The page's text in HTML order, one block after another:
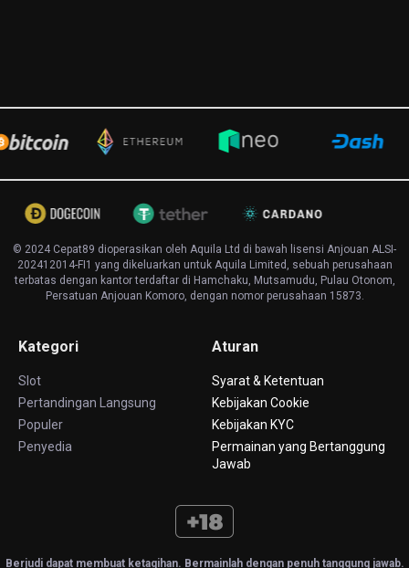
© 2024 Cepat89 dioperasikan oleh Aquila Ltd di bawah lisensi Anjouan ALSI-
202412014-FI1 yang dikeluarkan untuk Aquila Limited, sebuah perusahaan
terbatas dengan kantor terdaftar di Hamchaku, Mutsamudu, Pulau Otonom,
Persatuan Anjouan Komoro, dengan nomor perusahaan 15873.
Kategori
Slot
Pertandingan Langsung
Populer
Penyedia
Aturan
Syarat & Ketentuan
Kebijakan Cookie
Kebijakan KYC
Permainan yang Bertanggung
Jawab
Berjudi dapat membuat ketagihan. Bermainlah dengan penuh tanggung jawab.